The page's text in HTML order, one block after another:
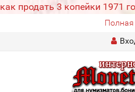
как продать 3 копейки 1971
Полная